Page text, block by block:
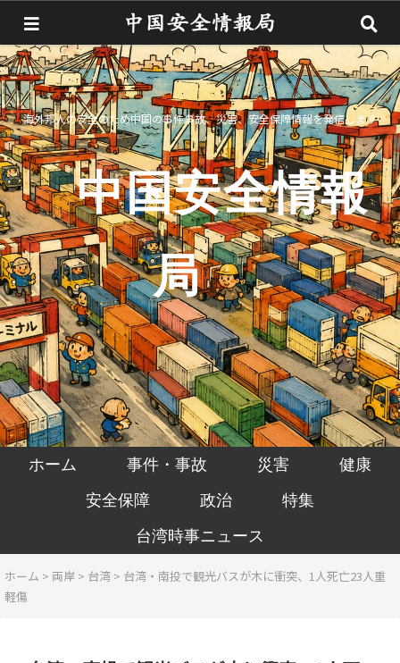
海外邦人の安全のため中国の事件事故、災害、安全保障情報を発信します
中国安全情報
局
ホーム 事件・事故 災害
健康
安全保障
政治
特集
台湾時事ニュース
ホーム > 両岸 > 台湾 > 台湾・南投で観光バスが木に衝突、1人死亡23人重
軽傷